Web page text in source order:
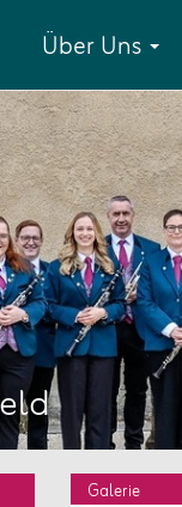
Über Uns
Galerie